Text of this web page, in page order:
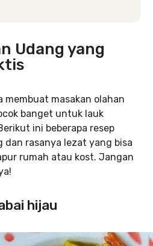
Udang yang
membuat masakan olahan
banget untuk lauk
ini beberapa resep
dan rasanya lezat yang bisa
rumah atau kost. Jangan
hijau